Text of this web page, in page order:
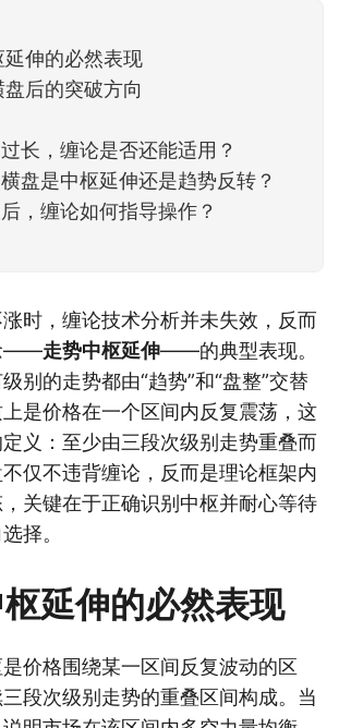
伸的必然表现
后的突破方向
长，缠论是否还能适用？
盘是中枢延伸还是趋势反转？
，缠论如何指导操作？
时，缠论技术分析并未失效，反而
——走势中枢延伸——的典型表现。
别的走势都由“趋势”和“盘整”交替
是价格在一个区间内反复震荡，这
义：至少由三段次级别走势重叠而
仅不违背缠论，反而是理论框架内
关键在于正确识别中枢并耐心等待
择。
延伸的必然表现
价格围绕某一区间反复波动的区
段次级别走势的重叠区间构成。当